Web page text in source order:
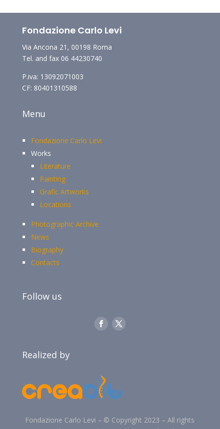
Fondazione Carlo Levi
Via Ancona 21, 00198 Roma
Tel. and fax 06 44230740
P.iva: 13092071003
CF: 80401310588
Menu
Fondazione Carlo Levi
Works
Literature
Painting
Grafic Artworks
Locations
Photographic Archive
News
Biography
Contacts
Follow us
Realized by
Fondazione Carlo Levi – © Copyright 2023 –All rights